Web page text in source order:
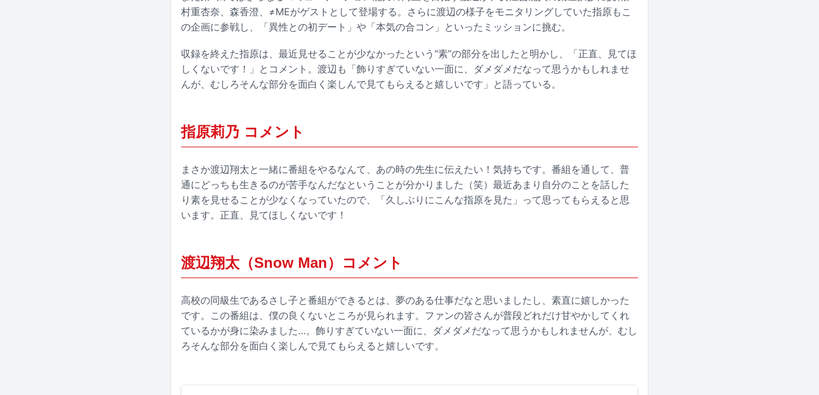
村重杏奈、森香澄、≠MEがゲストとして登場する。さらに渡辺の様子をモニタリングしていた指原もこ
の企画に参戦し、「異性との初デート」や「本気の合コン」といったミッションに挑む。
収録を終えた指原は、最近見せることが少なかったという“素”の部分を出したと明かし、「正直、見てほ
しくないです！」とコメント。渡辺も「飾りすぎていない一面に、ダメダメだなって思うかもしれませ
んが、むしろそんな部分を面白く楽しんで見てもらえると嬉しいです」と語っている。
指原莉乃 コメント
まさか渡辺翔太と一緒に番組をやるなんて、あの時の先生に伝えたい！気持ちです。番組を通して、普
通にどっちも生きるのが苦手なんだなということが分かりました（笑）最近あまり自分のことを話した
り素を見せることが少なくなっていたので、「久しぶりにこんな指原を見た」って思ってもらえると思
います。正直、見てほしくないです！
渡辺翔太（Snow Man）コメント
高校の同級生であるさし子と番組ができるとは、夢のある仕事だなと思いましたし、素直に嬉しかった
です。この番組は、僕の良くないところが見られます。ファンの皆さんが普段どれだけ甘やかしてくれ
ているかが身に染みました…。飾りすぎていない一面に、ダメダメだなって思うかもしれませんが、むし
ろそんな部分を面白く楽しんで見てもらえると嬉しいです。